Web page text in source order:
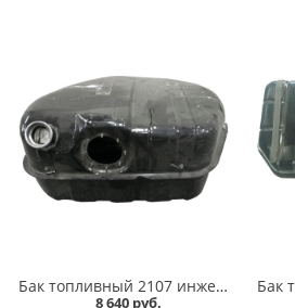
Бак топливный 2107 инжектор в Омске
8 640 руб.